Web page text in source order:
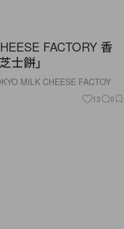
FACTORY 香
士餅」
MILK CHEESE FACTOY
13 0